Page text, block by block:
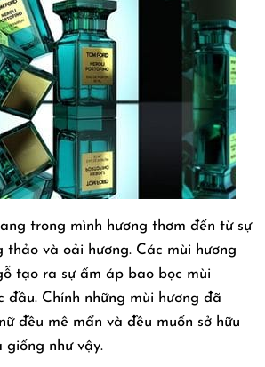
trong mình hương thơm đến từ sự
thảo và oải hương. Các mùi hương
tạo ra sự ấm áp bao bọc mùi
đầu. Chính những mùi hương đã
đều mê mẩn và đều muốn sở hữu
giống như vậy.